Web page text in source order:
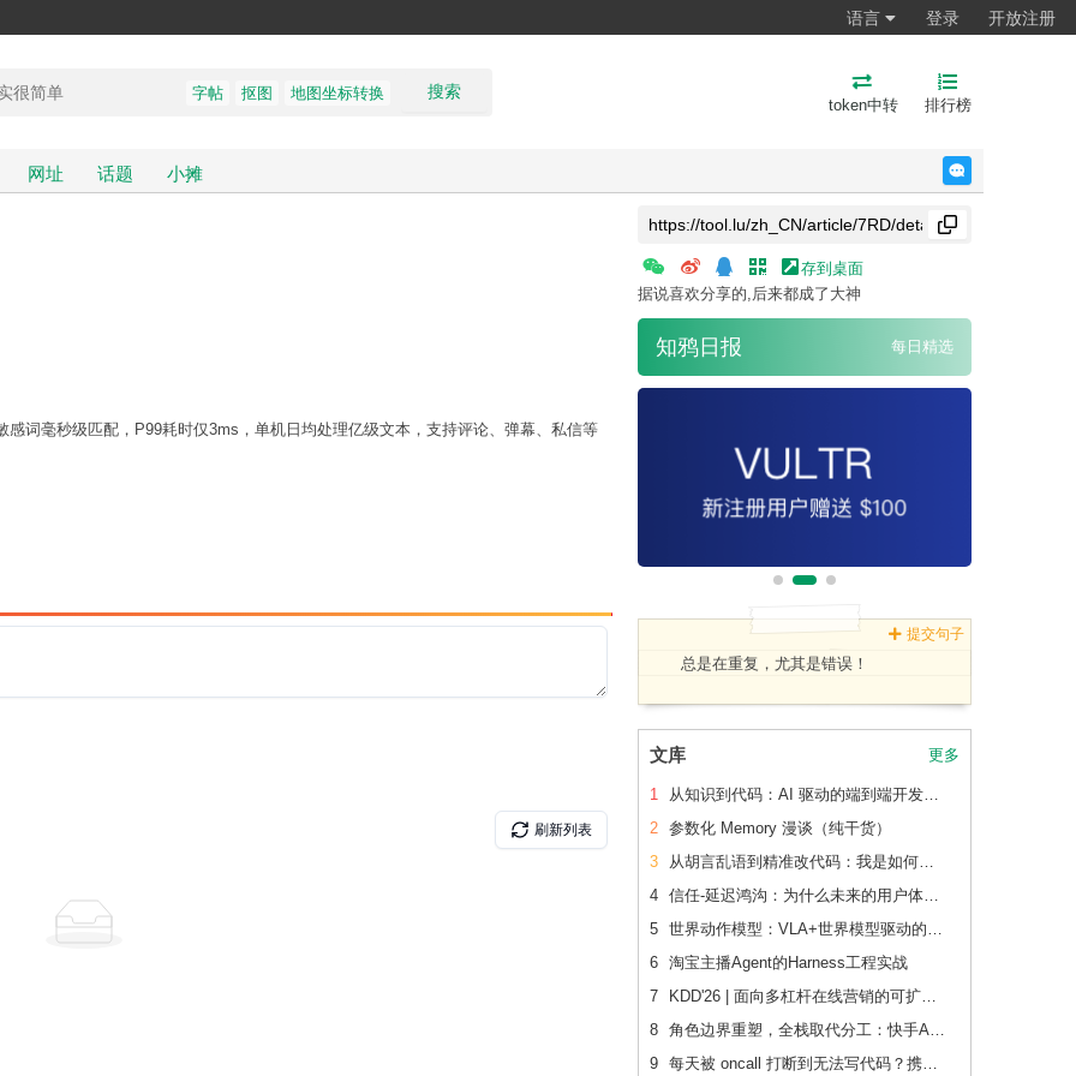
语言 登录 开放注册
搜索
字帖 抠图 地图坐标转换
token中转 排行榜
网址 话题 小摊
词毫秒级匹配，P99耗时仅3ms，单机日均处理亿级文本，支持评论、弹幕、私信等
存到桌面
据说喜欢分享的,后来都成了大神
知鸦日报 每日精选
提交句子
总是在重复，尤其是错误！
文库 更多
1
从知识到代码：AI 驱动的端到端开发流水线（下篇）
2 参数化 Memory 漫谈（纯干货）
3
从胡言乱语到精准改代码：我是如何让 AI 读懂老项目的
4
信任-延迟鸿沟：为什么未来的用户体验会刻意变慢
5
世界动作模型：VLA+世界模型驱动的Physical AI 后训练范式跃迁
6 淘宝主播Agent的Harness工程实战
7
KDD'26 | 面向多杠杆在线营销的可扩展、可追踪联合 增量建模
8
角色边界重塑，全栈取代分工：快手AI生产力体系成形
9
每天被 oncall 打断到无法写代码？携程机票前端用这套方法把重复问题解决了2/3